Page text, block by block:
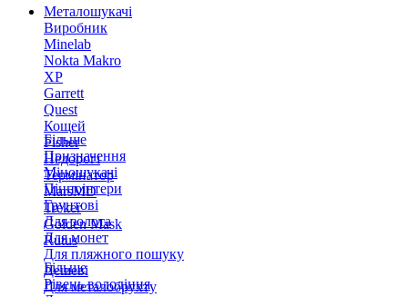
Металошукачі
Виробник
Minelab
Nokta Makro
XP
Garrett
Quest
Кощей
Fisher
Недорогі
Термінатор
MarsMD
Treker
Golden Mask
Rutus
Більше
Призначення
Міношукачі
Пінпоінтери
Грунтові
Для золота
Для монет
Для пляжного пошуку
Дешеві
Для металобрухту
Більше
Рівень володіння